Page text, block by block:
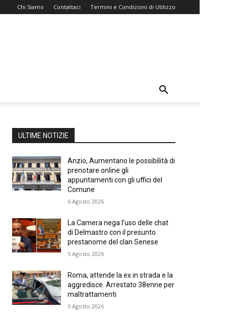
Chi Siamo Contattaci Termini e Condizioni di Utilizzo
ULTIME NOTIZIE
Anzio, Aumentano le possibilità di
prenotare online gli
appuntamenti con gli uffici del
Comune
6 Agosto 2026
La Camera nega l’uso delle chat
di Delmastro con il presunto
prestanome del clan Senese
5 Agosto 2026
Roma, attende la ex in strada e la
aggredisce. Arrestato 38enne per
maltrattamenti
5 Agosto 2026